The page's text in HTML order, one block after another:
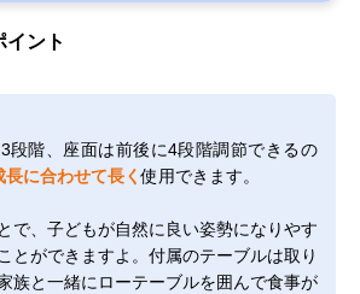
イント
段階、座面は前後に4段階調節できるの
長に合わせて長く使用できます。
で、子どもが自然に良い姿勢になりやす
とができますよ。付属のテーブルは取り
族と一緒にローテーブルを囲んで食事が